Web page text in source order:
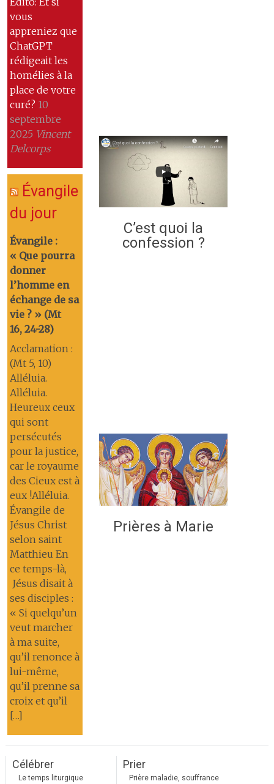
vous
appreniez que
ChatGPT
rédigeait les
homélies à la
place de votre
curé? 10
septembre
2025 Vincent
Delcorps
Évangile
du jour
Évangile :
« Que pourra
donner
l’homme en
échange de sa
vie ? » (Mt
16, 24-28)
Acclamation :
(Mt 5, 10)
Alléluia.
Alléluia.
Heureux ceux
qui sont
persécutés
pour la justice,
car le royaume
des Cieux est à
eux !Alléluia.
Évangile de
Jésus Christ
selon saint
Matthieu En
ce temps-là,
Jésus disait à
ses disciples :
« Si quelqu’un
veut marcher
à ma suite,
qu’il renonce à
lui-même,
qu’il prenne sa
croix et qu’il
[…]
C’est quoi la
confession ?
Prières à Marie
Célébrer
Le temps liturgique
Prier
Prière maladie, souffrance